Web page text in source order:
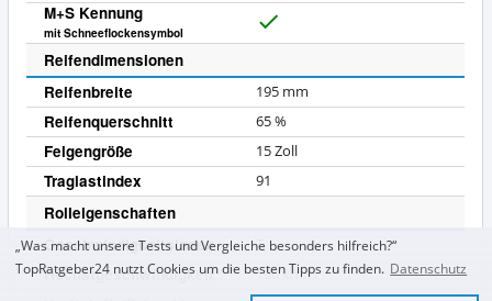
M+S Kennung
mit Schneeflockensymbol
Reifendimensionen
Reifenbreite
195 mm
Reifenquerschnitt 65%
Felgengröße 15Zoll
Traglastindex 91
Rolleigenschaften
Geschwindigkeitsindex
T
Höchstgeschwindigkeit 190 km/h
„Was macht unsere Tests und Vergleiche besonders hilfreich?“
TopRatgeber24 nutzt Cookies um die besten Tipps zu finden. Datenschutz